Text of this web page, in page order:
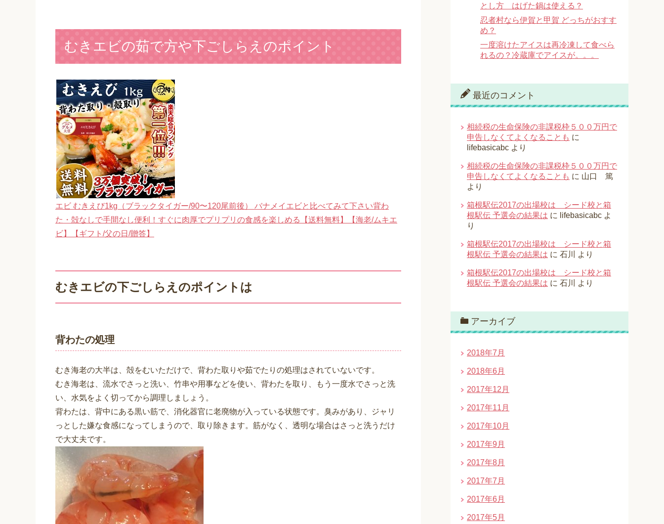
むきエビの茹で方や下ごしらえのポイント
エビ むきえび1kg（ブラックタイガー/90〜120尾前後） バナメイエビと比べてみて下さい背わ
た・殻なしで手間なし便利！すぐに肉厚でプリプリの食感を楽しめる【送料無料】【海老/ムキエ
ビ】【ギフト/父の日/贈答】
むきエビの下ごしらえのポイントは
背わたの処理
むき海老の大半は、殻をむいただけで、背わた取りや茹でたりの処理はされていないです。
むき海老は、流水でさっと洗い、竹串や用事などを使い、背わたを取り、もう一度水でさっと洗
い、水気をよく切ってから調理しましょう。
背わたは、背中にある黒い筋で、消化器官に老廃物が入っている状態です。臭みがあり、ジャリ
っとした嫌な食感になってしまうので、取り除きます。筋がなく、透明な場合はさっと洗うだけ
で大丈夫です。
とし方 はげた鍋は使える？
忍者村なら伊賀と甲賀 どっちがおすす
め？
一度溶けたアイスは再冷凍して食べら
れるの？冷蔵庫でアイスが。。。
最近のコメント
相続税の生命保険の非課税枠５００万円で
申告しなくてよくなることも に
lifebasicabc より
相続税の生命保険の非課税枠５００万円で
申告しなくてよくなることも に 山口 篤
より
箱根駅伝2017の出場校は シード校と箱
根駅伝 予選会の結果は に lifebasicabc よ
り
箱根駅伝2017の出場校は シード校と箱
根駅伝 予選会の結果は に 石川 より
箱根駅伝2017の出場校は シード校と箱
根駅伝 予選会の結果は に 石川 より
アーカイブ
2018年7月
2018年6月
2017年12月
2017年11月
2017年10月
2017年9月
2017年8月
2017年7月
2017年6月
2017年5月